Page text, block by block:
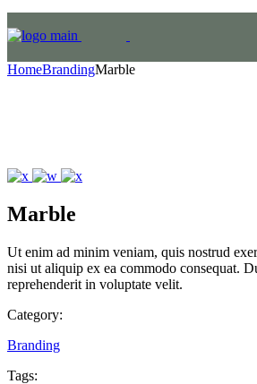
HomeBrandingMarble
Marble
Ut enim ad minim veniam, quis nostrud
nisi ut aliquip ex ea commodo consequat.
reprehenderit in voluptate velit.
Category:
Branding
Tags: